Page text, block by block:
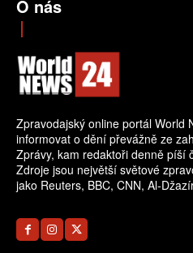
O nás
Zpravodajský online portál World
informovat o dění převážně ze
Zprávy, kam redaktoři denně píší
Zdroje jsou největší světové
jako Reuters, BBC, CNN, Al-